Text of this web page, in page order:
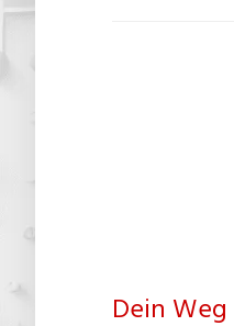
Dein